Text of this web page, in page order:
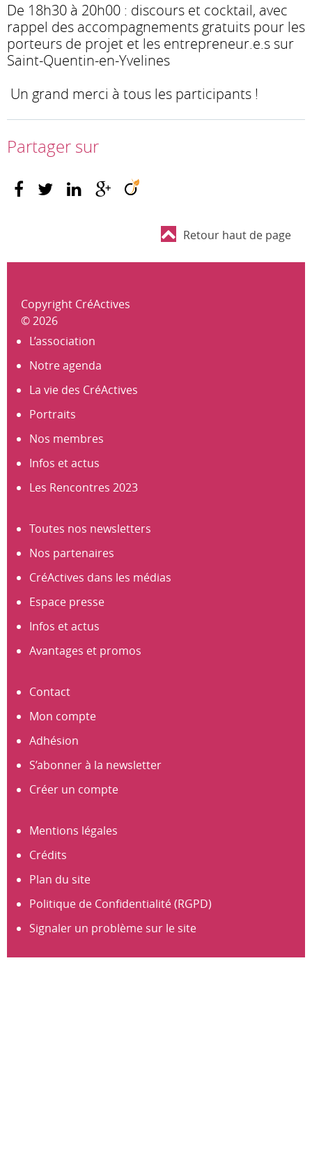
De 18h30 à 20h00 : discours et cocktail, avec
rappel des accompagnements gratuits pour les
porteurs de projet et les entrepreneur.e.s sur
Saint-Quentin-en-Yvelines
Un grand merci à tous les participants !
Partager sur
Retour haut de page
Copyright CréActives
© 2026
L’association
Notre agenda
La vie des CréActives
Portraits
Nos membres
Infos et actus
Les Rencontres 2023
Toutes nos newsletters
Nos partenaires
CréActives dans les médias
Espace presse
Infos et actus
Avantages et promos
Contact
Mon compte
Adhésion
S’abonner à la newsletter
Créer un compte
Mentions légales
Crédits
Plan du site
Politique de Confidentialité (RGPD)
Signaler un problème sur le site